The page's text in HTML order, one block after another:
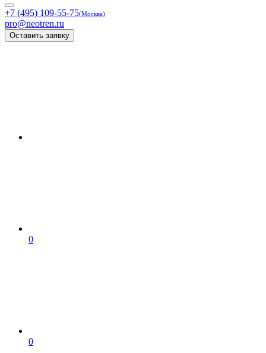
+7 (495) 109-55-75(Москва)
pro@neotren.ru
Оставить заявку
0
0